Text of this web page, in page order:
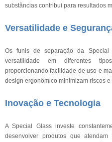
substâncias contribui para resultados
Versatilidade e
Os funis de separação da Special
versatilidade em diferentes
proporcionando facilidade de uso e
design ergonômico minimizam riscos
Inovação e Tecnologia
A Special Glass investe
desenvolver produtos que